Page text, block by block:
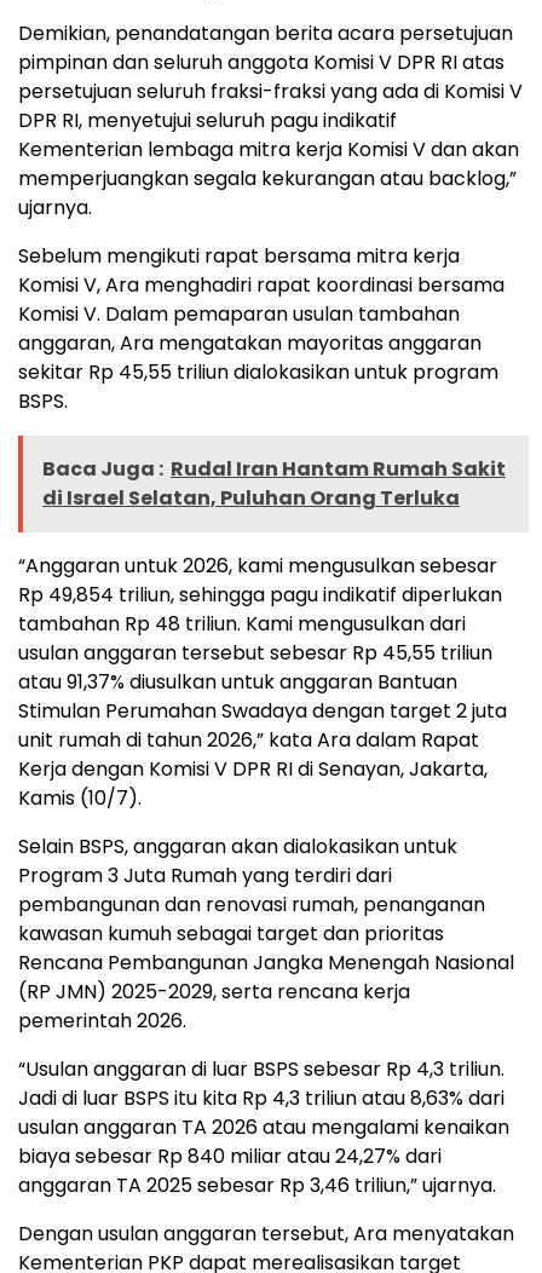
Demikian, penandatangan berita acara persetujuan
pimpinan dan seluruh anggota Komisi V DPR RI atas
persetujuan seluruh fraksi-fraksi yang ada di Komisi V
DPR RI, menyetujui seluruh pagu indikatif
Kementerian lembaga mitra kerja Komisi V dan akan
memperjuangkan segala kekurangan atau backlog,”
ujarnya.
Sebelum mengikuti rapat bersama mitra kerja
Komisi V, Ara menghadiri rapat koordinasi bersama
Komisi V. Dalam pemaparan usulan tambahan
anggaran, Ara mengatakan mayoritas anggaran
sekitar Rp 45,55 triliun dialokasikan untuk program
BSPS.
Baca Juga : Rudal Iran Hantam Rumah Sakit
di Israel Selatan, Puluhan Orang Terluka
“Anggaran untuk 2026, kami mengusulkan sebesar
Rp 49,854 triliun, sehingga pagu indikatif diperlukan
tambahan Rp 48 triliun. Kami mengusulkan dari
usulan anggaran tersebut sebesar Rp 45,55 triliun
atau 91,37% diusulkan untuk anggaran Bantuan
Stimulan Perumahan Swadaya dengan target 2 juta
unit rumah di tahun 2026,” kata Ara dalam Rapat
Kerja dengan Komisi V DPR RI di Senayan, Jakarta,
Kamis (10/7).
Selain BSPS, anggaran akan dialokasikan untuk
Program 3 Juta Rumah yang terdiri dari
pembangunan dan renovasi rumah, penanganan
kawasan kumuh sebagai target dan prioritas
Rencana Pembangunan Jangka Menengah Nasional
(RP JMN) 2025-2029, serta rencana kerja
pemerintah 2026.
“Usulan anggaran di luar BSPS sebesar Rp 4,3 triliun.
Jadi di luar BSPS itu kita Rp 4,3 triliun atau 8,63% dari
usulan anggaran TA 2026 atau mengalami kenaikan
biaya sebesar Rp 840 miliar atau 24,27% dari
anggaran TA 2025 sebesar Rp 3,46 triliun,” ujarnya.
Dengan usulan anggaran tersebut, Ara menyatakan
Kementerian PKP dapat merealisasikan target